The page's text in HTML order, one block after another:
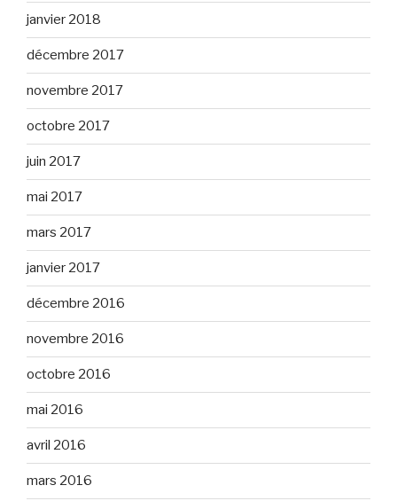
janvier 2018
décembre 2017
novembre 2017
octobre 2017
juin 2017
mai 2017
mars 2017
janvier 2017
décembre 2016
novembre 2016
octobre 2016
mai 2016
avril 2016
mars 2016